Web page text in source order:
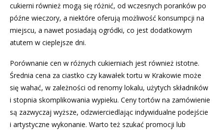
cukierni również mogą się różnić, od wczesnych poranków po
późne wieczory, a niektóre oferują możliwość konsumpcji na
miejscu, a nawet posiadają ogródki, co jest dodatkowym
atutem w cieplejsze dni.
Porównanie cen w różnych cukierniach jest również istotne.
Średnia cena za ciastko czy kawałek tortu w Krakowie może
się wahać, w zależności od renomy lokalu, użytych składników
i stopnia skomplikowania wypieku. Ceny tortów na zamówienie
są zazwyczaj wyższe, odzwierciedlając indywidualne podejście
i artystyczne wykonanie. Warto też szukać promocji lub